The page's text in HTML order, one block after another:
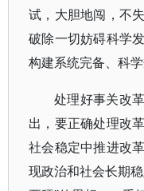
试，大胆地闯，不
破除一切妨碍科学
构建系统完备、科
处理好事关改
出，要正确处理改
社会稳定中推进改
现政治和社会长期